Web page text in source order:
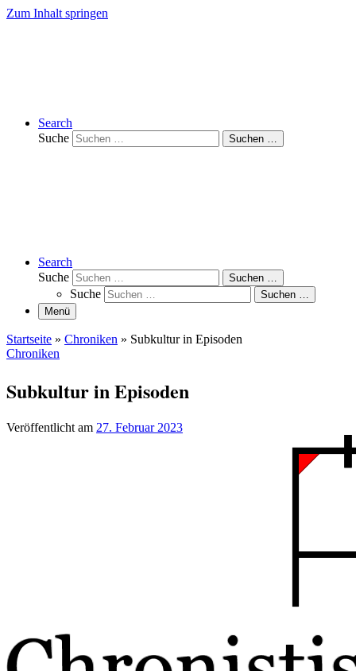
Zum Inhalt springen
Search
Suche
Suchen …
Search
Suche
Suchen …
Suche
Suchen …
Menü
Startseite » Chroniken » Subkultur in Episoden
Chroniken
Subkultur in Episoden
Veröffentlicht am 27. Februar 2023